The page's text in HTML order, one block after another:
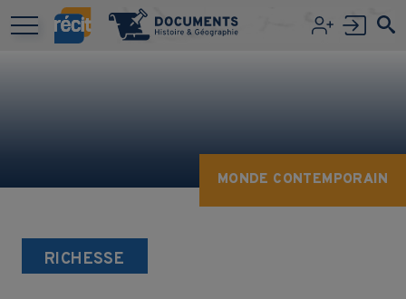
Aller au contenu principal
RICHESSE
MONDE CONTEMPORAIN